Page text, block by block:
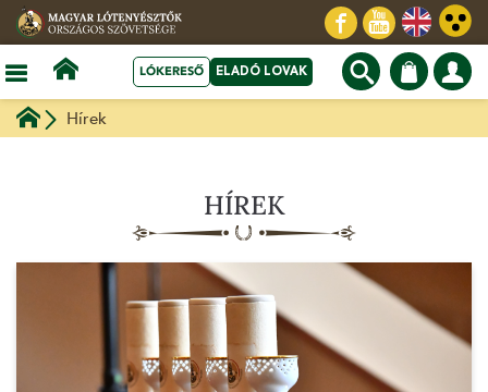
LÓKERESŐ ELADÓ LOVAK
Hírek
HÍREK